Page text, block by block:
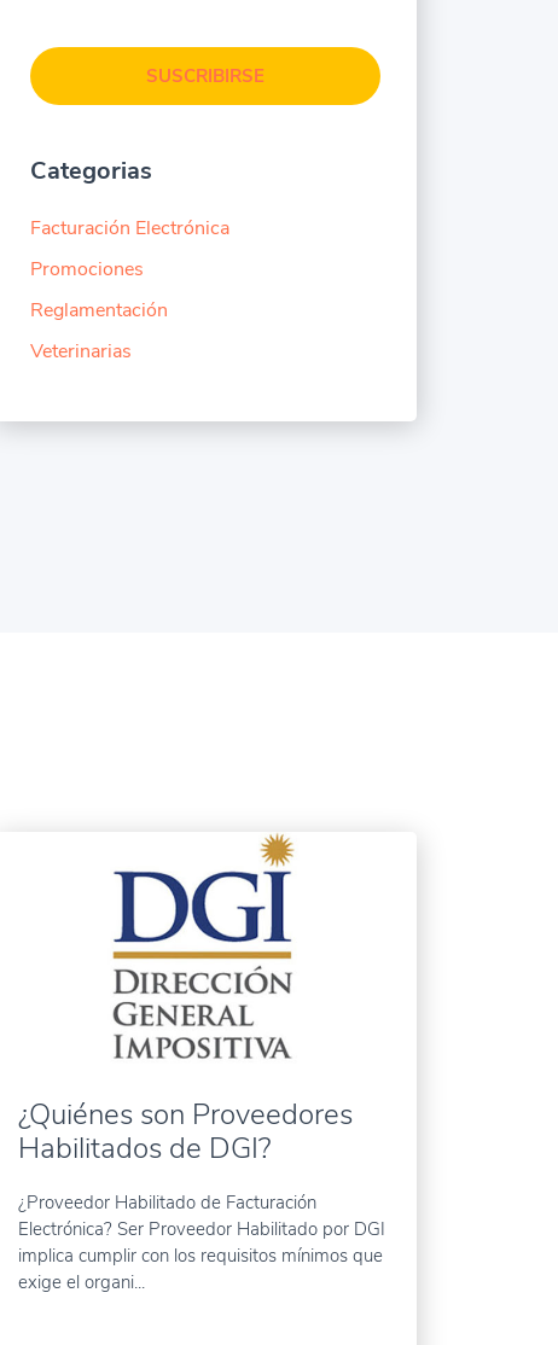
SUSCRIBIRSE
Categorias
Facturación Electrónica
Promociones
Reglamentación
Veterinarias
¿Quiénes son Proveedores
Habilitados de DGI?
¿Proveedor Habilitado de Facturación
Electrónica? Ser Proveedor Habilitado por DGI
implica cumplir con los requisitos mínimos que
exige el organi...